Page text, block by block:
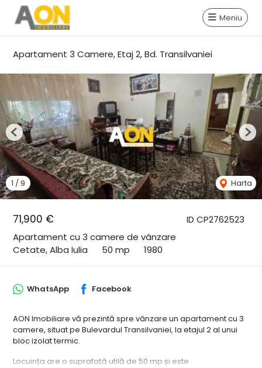
Meniu
Apartament 3 Camere, Etaj 2, Bd. Transilvaniei
ID CP2762523
71,900 €
Apartament cu 3 camere de vânzare
Cetate, Alba Iulia
50 mp 1980
1 /9 Harta
Previous
WhatsApp Facebook
AON Imobiliare vă prezintă spre vânzare un apartament cu 3
camere, situat pe Bulevardul Transilvaniei, la etajul 2 al unui
bloc izolat termic.
Locuința are o suprafață utilă de 50 mp și este